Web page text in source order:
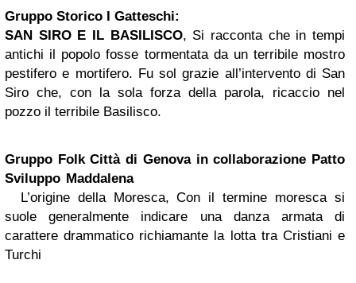
Gruppo Storico I Gatteschi:
SAN SIRO E IL BASILISCO, Si racconta che in tempi
antichi il popolo fosse tormentata da un terribile mostro
pestifero e mortifero. Fu sol grazie all’intervento di San
Siro che, con la sola forza della parola, ricaccio nel
pozzo il terribile Basilisco.
Gruppo Folk Città di Genova in collaborazione Patto
Sviluppo Maddalena
L’origine della Moresca, Con il termine moresca si
suole generalmente indicare una danza armata di
carattere drammatico richiamante la lotta tra Cristiani e
Turchi